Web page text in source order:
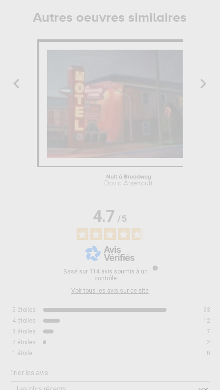
Autres oeuvres similaires
Nuit à Broadway
David Arsenault
4.7/5
Basé sur 114 avis soumis à un
contrôle
Voir tous les avis sur ce site
5 étoiles
93
4 étoiles
12
3 étoiles
7
2 étoiles
2
1 étoile 0
Trier les avis